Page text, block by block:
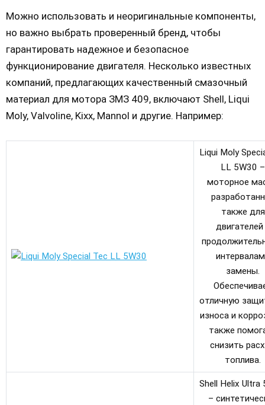
Можно использовать и неоригинальные компоненты,
но важно выбрать проверенный бренд, чтобы
гарантировать надежное и безопасное
функционирование двигателя. Несколько известных
компаний, предлагающих качественный смазочный
материал для мотора ЗМЗ 409, включают Shell, Liqui
Moly, Valvoline, Kixx, Mannol и другие. Например:
Liqui Moly
LL 5W30 –
моторное
также для
двигателей
замены.
отличную
износа и
также
снизить
топлива.
Shell Helix Ultra
–